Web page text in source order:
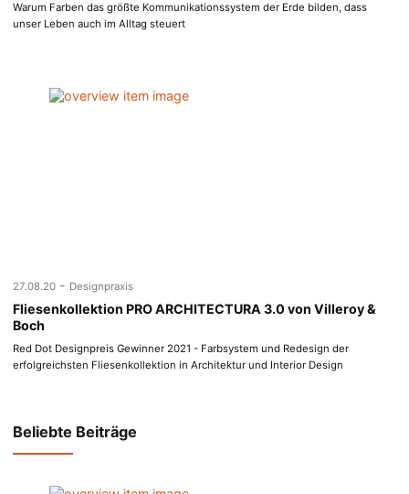
Warum Farben das größte Kommunikationssystem der Erde bilden, dass
unser Leben auch im Alltag steuert
27.08.20 - Designpraxis
Fliesenkollektion PRO ARCHITECTURA 3.0 von Villeroy &
Boch
Red Dot Designpreis Gewinner 2021 - Farbsystem und Redesign der
erfolgreichsten Fliesenkollektion in Architektur und Interior Design
Beliebte Beiträge